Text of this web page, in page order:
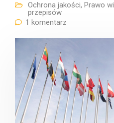
Ochrona jakości, Prawo
przepisów
1 komentarz